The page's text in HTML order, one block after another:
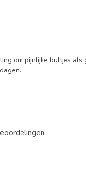
om pijnlijke bultjes